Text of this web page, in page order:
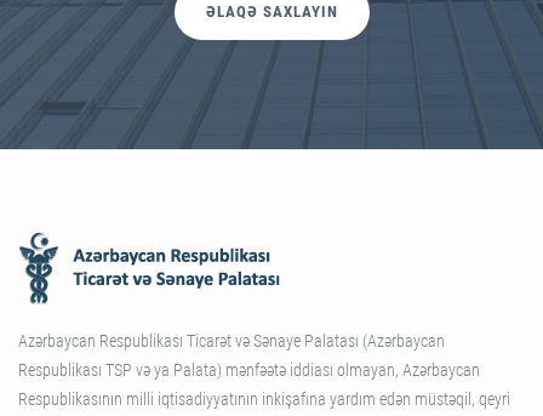
ƏLAQƏ SAXLAYIN
Azərbaycan Respublikası Ticarət və Sənaye Palatası (Azərbaycan
Respublikası TSP və ya Palata) mənfəətə iddiası olmayan, Azərbaycan
Respublikasının milli iqtisadiyyatının inkişafına yardım edən müstəqil, qeyri